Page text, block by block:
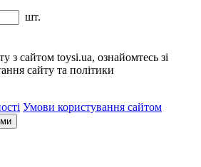
шт.
сайтом toysi.ua, ознайомтесь зі
сайту та політики
Умови користування сайтом